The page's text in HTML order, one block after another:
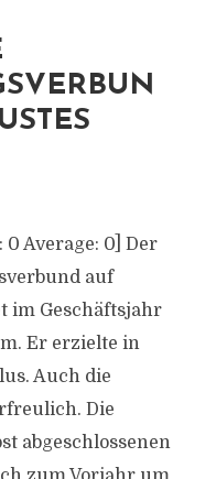
Average: 0] Der
auf
im Geschäftsjahr
Er erzielte in
Auch die
Die
abgeschlossenen